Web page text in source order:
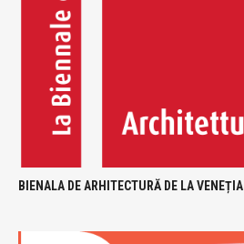
BIENALA DE ARHITECTURĂ DE LA VENEȚIA